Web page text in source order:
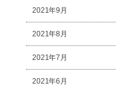
2021年9月
2021年8月
2021年7月
2021年6月